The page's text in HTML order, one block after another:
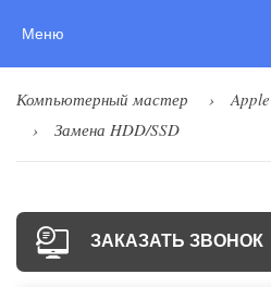
Меню
Компьютерный мастер
Замена HDD/SSD
ЗАКАЗАТЬ ЗВОНОК